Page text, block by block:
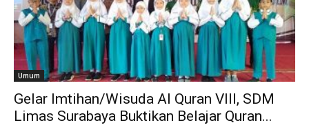
Umum
Gelar Imtihan/Wisuda Al Quran VIII, SDM
Limas Surabaya Buktikan Belajar Quran...